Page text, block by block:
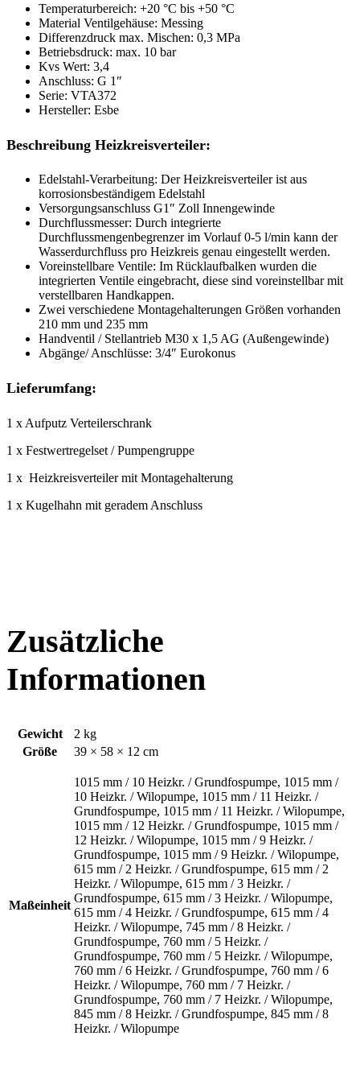
Temperaturbereich: +20 °C bis +50 °C
Material Ventilgehäuse: Messing
Differenzdruck max. Mischen: 0,3 MPa
Betriebsdruck: max. 10 bar
Kvs Wert: 3,4
Anschluss: G 1″
Serie: VTA372
Hersteller: Esbe
Beschreibung Heizkreisverteiler:
Edelstahl-Verarbeitung: Der Heizkreisverteiler ist aus
korrosionsbeständigem Edelstahl
Versorgungsanschluss G1″ Zoll Innengewinde
Durchflussmesser: Durch integrierte
Durchflussmengenbegrenzer im Vorlauf 0-5 l/min kann der
Wasserdurchfluss pro Heizkreis genau eingestellt werden.
Voreinstellbare Ventile: Im Rücklaufbalken wurden die
integrierten Ventile eingebracht, diese sind voreinstellbar mit
verstellbaren Handkappen.
Zwei verschiedene Montagehalterungen Größen vorhanden
210 mm und 235 mm
Handventil / Stellantrieb M30 x 1,5 AG (Außengewinde)
Abgänge/ Anschlüsse: 3/4″ Eurokonus
Lieferumfang:
1 x Aufputz Verteilerschrank
1 x Festwertregelset / Pumpengruppe
1 x Heizkreisverteiler mit Montagehalterung
1 x Kugelhahn mit geradem Anschluss
Zusätzliche
Informationen
Gewicht
2 kg
Größe
39 × 58 × 12 cm
Maßeinheit
1015 mm / 10 Heizkr. / Grundfospumpe, 1015 mm /
10 Heizkr. / Wilopumpe, 1015 mm / 11 Heizkr. /
Grundfospumpe, 1015 mm / 11 Heizkr. / Wilopumpe,
1015 mm / 12 Heizkr. / Grundfospumpe, 1015 mm /
12 Heizkr. / Wilopumpe, 1015 mm / 9 Heizkr. /
Grundfospumpe, 1015 mm / 9 Heizkr. / Wilopumpe,
615 mm / 2 Heizkr. / Grundfospumpe, 615 mm / 2
Heizkr. / Wilopumpe, 615 mm / 3 Heizkr. /
Grundfospumpe, 615 mm / 3 Heizkr. / Wilopumpe,
615 mm / 4 Heizkr. / Grundfospumpe, 615 mm / 4
Heizkr. / Wilopumpe, 745 mm / 8 Heizkr. /
Grundfospumpe, 760 mm / 5 Heizkr. /
Grundfospumpe, 760 mm / 5 Heizkr. / Wilopumpe,
760 mm / 6 Heizkr. / Grundfospumpe, 760 mm / 6
Heizkr. / Wilopumpe, 760 mm / 7 Heizkr. /
Grundfospumpe, 760 mm / 7 Heizkr. / Wilopumpe,
845 mm / 8 Heizkr. / Grundfospumpe, 845 mm / 8
Heizkr. / Wilopumpe